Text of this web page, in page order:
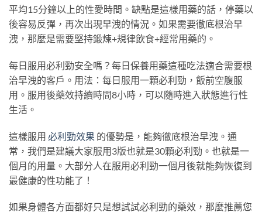
平均15分鐘以上的性愛時間。缺點是這樣用藥的話，停藥以
後容易反彈，再次出現早洩的情況。如果需要徹底根治早
洩，那麼是需要堅持鍛煉+規律飲食+經常用藥的。
每日服用必利勁安全嗎？每日保養用藥這種吃法適合需要根
治早洩的客戶。用法：每日服用一顆必利勁，飯前空腹服
用。服用後藥效持續時間8小時，可以隨時進入狀態進行性
生活。
這樣服用 必利勁效果 的優勢是，能夠徹底根治早洩。通
常，我們是建議大家服用3版也就是30顆必利勁。也就是一
個月的用量。大部分人在服用必利勁一個月後就能夠恢復到
最健康的性功能了！
如果身體各方面都好只是想試試必利勁的藥效，那麼推薦您